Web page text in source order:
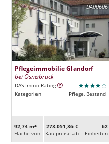
DA00606
Pflegeimmobilie Glandorf
bei Osnabrück
DAS Immo Rating
Kategorien
Pflege, Bestand
92,74 m²
Fläche von
273.051,36 €
Kaufpreise ab
62
Ein­heiten